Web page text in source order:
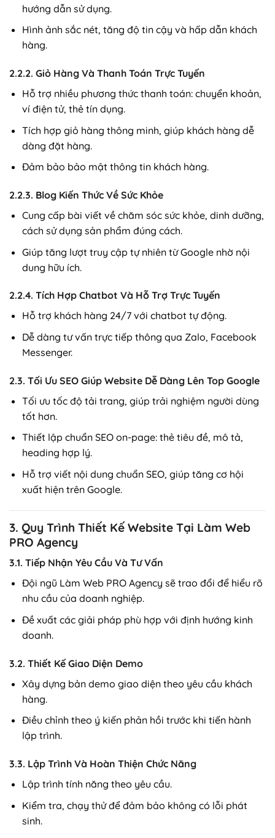
hướng dẫn sử dụng.
Hình ảnh sắc nét, tăng độ tin cậy và hấp dẫn khách
hàng.
2.2.2. Giỏ Hàng Và Thanh Toán Trực Tuyến
Hỗ trợ nhiều phương thức thanh toán: chuyển khoản,
ví điện tử, thẻ tín dụng.
Tích hợp giỏ hàng thông minh, giúp khách hàng dễ
dàng đặt hàng.
Đảm bảo bảo mật thông tin khách hàng.
2.2.3. Blog Kiến Thức Về Sức Khỏe
Cung cấp bài viết về chăm sóc sức khỏe, dinh dưỡng,
cách sử dụng sản phẩm đúng cách.
Giúp tăng lượt truy cập tự nhiên từ Google nhờ nội
dung hữu ích.
2.2.4. Tích Hợp Chatbot Và Hỗ Trợ Trực Tuyến
Hỗ trợ khách hàng 24/7 với chatbot tự động.
Dễ dàng tư vấn trực tiếp thông qua Zalo, Facebook
Messenger.
2.3. Tối Ưu SEO Giúp Website Dễ Dàng Lên Top Google
Tối ưu tốc độ tải trang, giúp trải nghiệm người dùng
tốt hơn.
Thiết lập chuẩn SEO on-page: thẻ tiêu đề, mô tả,
heading hợp lý.
Hỗ trợ viết nội dung chuẩn SEO, giúp tăng cơ hội
xuất hiện trên Google.
3. Quy Trình Thiết Kế Website Tại Làm Web
PRO Agency
3.1. Tiếp Nhận Yêu Cầu Và Tư Vấn
Đội ngũ Làm Web PRO Agency sẽ trao đổi để hiểu rõ
nhu cầu của doanh nghiệp.
Đề xuất các giải pháp phù hợp với định hướng kinh
doanh.
3.2. Thiết Kế Giao Diện Demo
Xây dựng bản demo giao diện theo yêu cầu khách
hàng.
Điều chỉnh theo ý kiến phản hồi trước khi tiến hành
lập trình.
3.3. Lập Trình Và Hoàn Thiện Chức Năng
Lập trình tính năng theo yêu cầu.
Kiểm tra, chạy thử để đảm bảo không có lỗi phát
sinh.